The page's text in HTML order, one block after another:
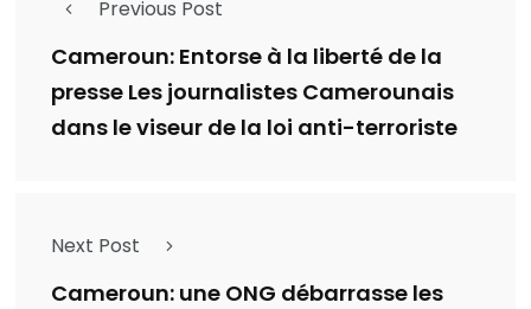
Previous Post
Cameroun: Entorse à la liberté de la
presse Les journalistes Camerounais
dans le viseur de la loi anti-terroriste
Next Post
Cameroun: une ONG débarrasse les